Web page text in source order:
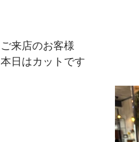
ご来店のお客様
本日はカットです